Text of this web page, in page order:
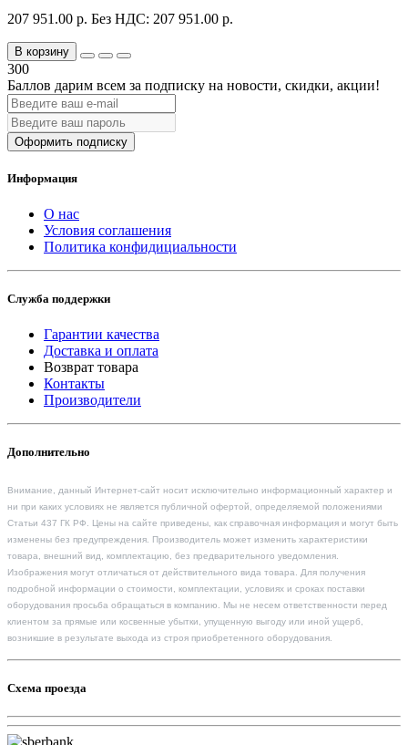
207 951.00 р. Без НДС: 207 951.00 р.
В корзину
300
Баллов дарим всем за подписку на новости, скидки, акции!
Оформить подписку
Информация
О нас
Условия соглашения
Политика конфидициальности
Служба поддержки
Гарантии качества
Доставка и оплата
Возврат товара
Контакты
Производители
Дополнительно
Внимание, данный Интернет-сайт носит исключительно информационный характер и
ни при каких условиях не является публичной офертой, определяемой положениями
Статьи 437 ГК РФ. Цены на сайте приведены, как справочная информация и могут быть
изменены без предупреждения. Производитель может изменить характеристики
товара, внешний вид, комплектацию, без предварительного уведомления.
Изображения могут отличаться от действительного вида товара. Для получения
подробной информации о стоимости, комплектации, условиях и сроках поставки
оборудования просьба обращаться в компанию. Мы не несем ответственности перед
клиентом за прямые или косвенные убытки, упущенную выгоду или иной ущерб,
возникшие в результате выхода из строя приобретенного оборудования.
Схема проезда